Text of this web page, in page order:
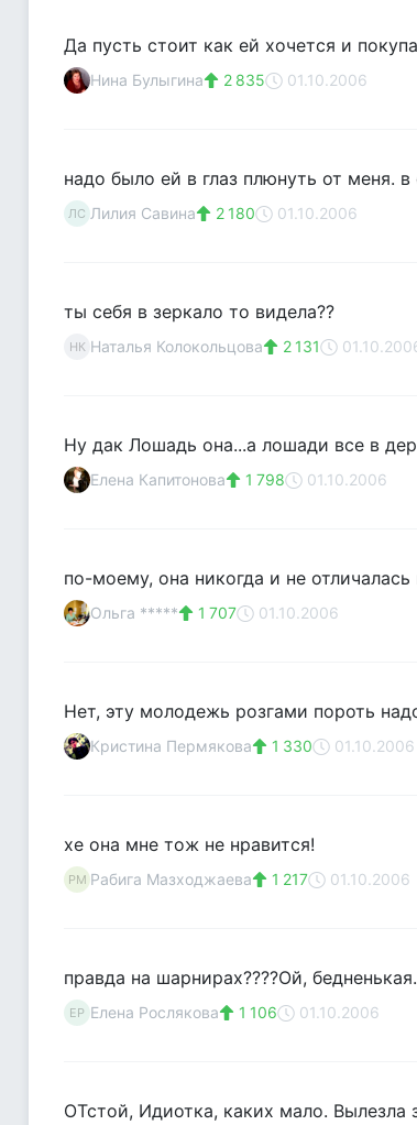
Да пусть стоит как ей хочется и
Нина Булыгина 2 835 01.10.2006
надо было ей в глаз плюнуть от меня.
ЛС Лилия Савина 2 180 01.10.2006
ты себя в зеркало то видела??
НК Наталья Колокольцова 2 131
Ну дак Лошадь она...а лошади все в
Елена Капитонова 1 798 01.10.2006
по-моему, она никогда и не
Ольга ***** 1 707 01.10.2006
Нет, эту молодежь розгами пороть
Кристина Пермякова 1 330 01.10.2006
хе она мне тож не нравится!
РМ Рабига Мазходжаева 1 217 01.10.2006
правда на шарнирах????Ой,
ЕР Елена Рослякова 1 106 01.10.2006
ОТстой, Идиотка, каких мало. Вылезла